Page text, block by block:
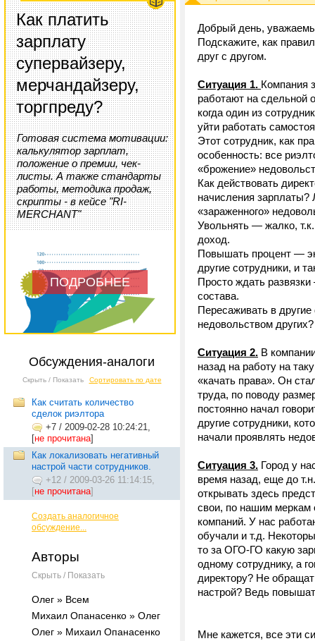
Как платить
зарплату
супервайзеру,
мерчандайзеру,
торгпреду?
Готовая система мотивации:
калькулятор зарплат,
положение о премии, чек-
листы. А также стандарты
работы, методика продаж,
скрипты - в кейсе "RI-
MERCHANT"
ПОДРОБНЕЕ
Обсуждения-аналоги
Скрыть / Показать Сортировать по дате
Как считать количество
сделок риэлтора
+7 / 2009-02-28 10:24:21,
[не прочитана]
Как локализовать негативный
настрой части сотрудников.
+12 / 2009-03-26 11:14:15,
[не прочитана]
Создать аналогичное
обсуждение...
Авторы
Скрыть / Показать
Олег » Всем
Михаил Опанасенко » Олег
Олег » Михаил Опанасенко
Добрый день,
Подскажите, как
друг с другом.
Ситуация 1. Компания
работают на сдельной
когда один из
уйти работать
Этот сотрудник, как
особенность: все
«брожение»
Как действовать
начисления зарплаты?
«зараженного»
Увольнять — жалко,
доход.
Повышать процент —
другие сотрудники, и
Просто ждать
состава.
Пересаживать в
недовольством других?
Ситуация 2. В
назад на работу на
«качать права». Он
труда, по поводу
постоянно начал
другие сотрудники,
начали проявлять
Ситуация 3. Город у
время назад, еще до
открывать здесь
свои, по нашим меркам
компаний. У нас
обучали и т.д.
то за ОГО-ГО какую
одному сотруднику, а
директору? Не
настрой? Ведь
Мне кажется, все эти